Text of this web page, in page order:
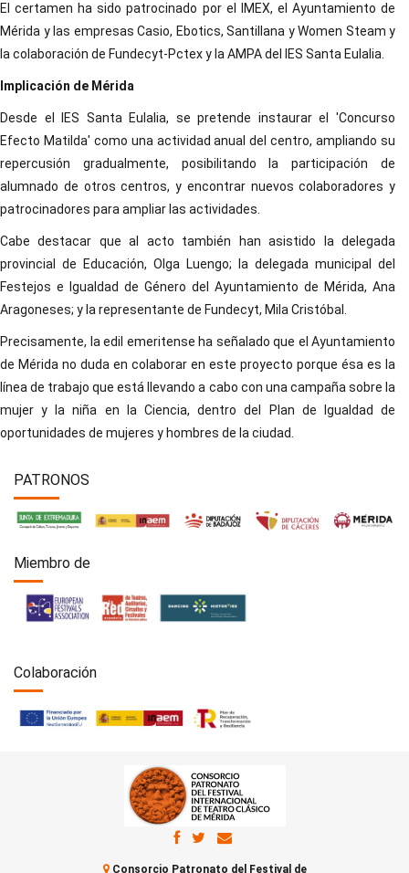
El certamen ha sido patrocinado por el IMEX, el Ayuntamiento de
Mérida y las empresas Casio, Ebotics, Santillana y Women Steam y
la colaboración de Fundecyt-Pctex y la AMPA del IES Santa Eulalia.
Implicación de Mérida
Desde el IES Santa Eulalia, se pretende instaurar el 'Concurso
Efecto Matilda' como una actividad anual del centro, ampliando su
repercusión gradualmente, posibilitando la participación de
alumnado de otros centros, y encontrar nuevos colaboradores y
patrocinadores para ampliar las actividades.
Cabe destacar que al acto también han asistido la delegada
provincial de Educación, Olga Luengo; la delegada municipal del
Festejos e Igualdad de Género del Ayuntamiento de Mérida, Ana
Aragoneses; y la representante de Fundecyt, Mila Cristóbal.
Precisamente, la edil emeritense ha señalado que el Ayuntamiento
de Mérida no duda en colaborar en este proyecto porque ésa es la
línea de trabajo que está llevando a cabo con una campaña sobre la
mujer y la niña en la Ciencia, dentro del Plan de Igualdad de
oportunidades de mujeres y hombres de la ciudad.
PATRONOS
Miembro de
Colaboración
Consorcio Patronato del Festival de